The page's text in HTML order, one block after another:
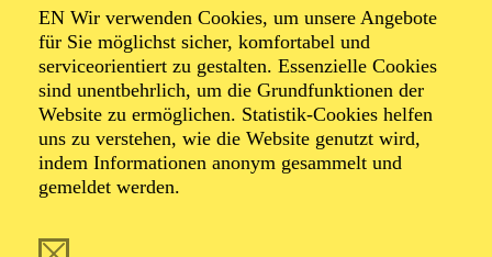
EN Wir verwenden Cookies, um unsere Angebote
für Sie möglichst sicher, komfortabel und
serviceorientiert zu gestalten. Essenzielle Cookies
sind unentbehrlich, um die Grundfunktionen der
Website zu ermöglichen. Statistik-Cookies helfen
uns zu verstehen, wie die Website genutzt wird,
indem Informationen anonym gesammelt und
gemeldet werden.
Organiser: Theater-, Konzert- u. Gastspieldirektion OTTO
HOFNER GMBH
TICKETS
55,20 52,70€
EN: SCHAUSPIEL ESSEN
05.09.2026